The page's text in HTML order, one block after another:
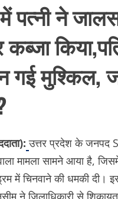
पत्नी ने
गई मुश्किल,
उत्तर प्रदेश के जनपद
मामला सामने आया है,
में चिनवाने की धमकी दी।